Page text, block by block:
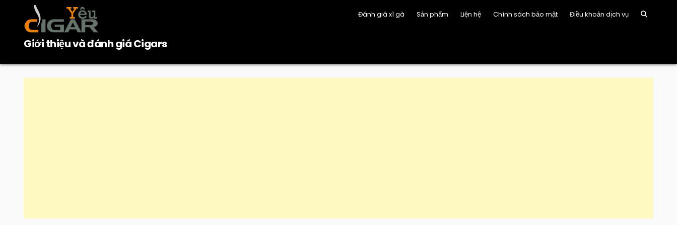
content
Giới thiệu và đánh giá Cigars
Đánh giá xì gà Sản phẩm Liện hệ Chính sách bảo mật Điều khoản dịch vụ